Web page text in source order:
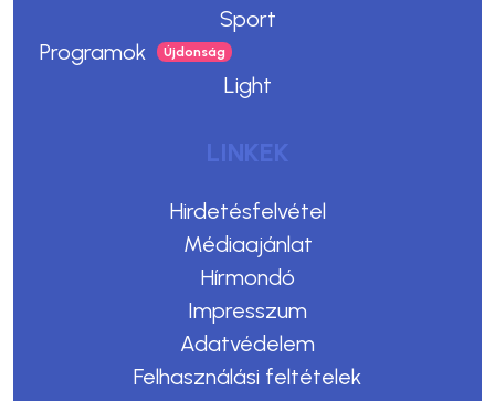
Sport
Programok
Light
LINKEK
Hirdetésfelvétel
Médiaajánlat
Hírmondó
Impresszum
Adatvédelem
Felhasználási feltételek